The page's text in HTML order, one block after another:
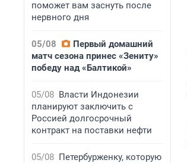
поможет вам заснуть после
нервного дня
05/08
Первый домашний
матч сезона принес «Зениту»
победу над «Балтикой»
05/08 Власти Индонезии
планируют заключить с
Россией долгосрочный
контракт на поставки нефти
05/08 Петербурженку, которую